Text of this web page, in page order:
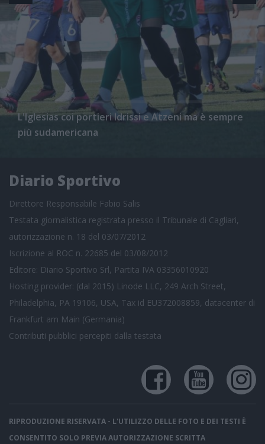
L'Iglesias coi portieri Idrissi e Atzeni ma è sempre
più sudamericana
Diario Sportivo
Direttore Responsabile Fabio Salis
Testata giornalistica registrata presso il Tribunale di Cagliari,
autorizzazione n. 18 del 03/07/2012
Iscrizione al ROC n. 22685 del 03/08/2012
Editore: Diario Sportivo Srl, Partita IVA 03356010920
Hosting provider: (dal 2015) Linode LLC, 249 Arch Street,
Philadelphia, PA 19106, USA, Tax id EU372008859, datacenter di
Frankfurt am Main (Germania)
Contributi pubblici percepiti dalla testata
RIPRODUZIONE RISERVATA - L'UTILIZZO DELLE FOTO E DEI TESTI È
CONSENTITO SOLO PREVIA AUTORIZZAZIONE SCRITTA